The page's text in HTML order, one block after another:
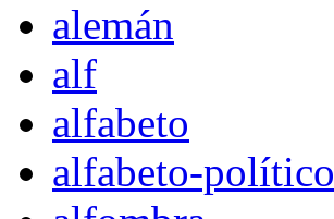
alemán
alf
alfabeto
alfabeto-político